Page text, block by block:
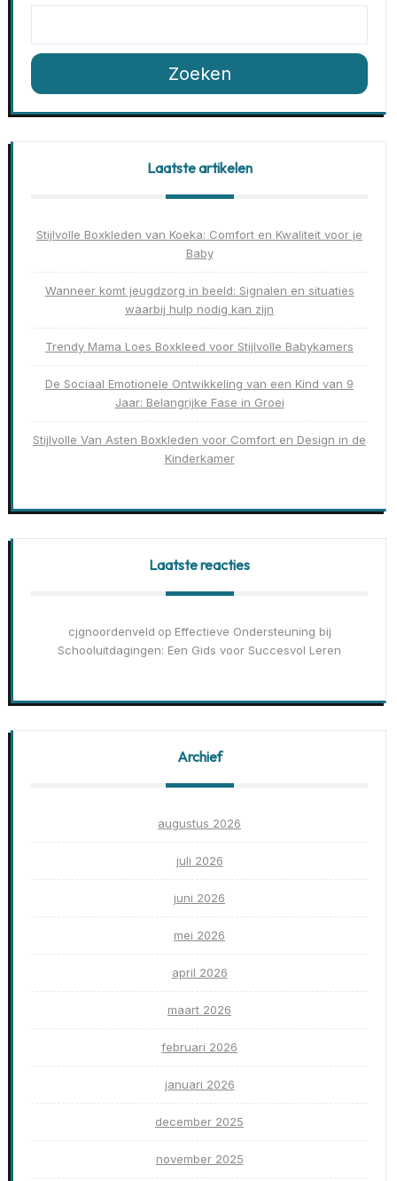
Zoeken
Laatste artikelen
Stijlvolle Boxkleden van Koeka: Comfort en Kwaliteit voor je
Baby
Wanneer komt jeugdzorg in beeld: Signalen en situaties
waarbij hulp nodig kan zijn
Trendy Mama Loes Boxkleed voor Stijlvolle Babykamers
De Sociaal Emotionele Ontwikkeling van een Kind van 9
Jaar: Belangrijke Fase in Groei
Stijlvolle Van Asten Boxkleden voor Comfort en Design in de
Kinderkamer
Laatste reacties
cjgnoordenveld op Effectieve Ondersteuning bij
Schooluitdagingen: Een Gids voor Succesvol Leren
Archief
augustus 2026
juli 2026
juni 2026
mei 2026
april 2026
maart 2026
februari 2026
januari 2026
december 2025
november 2025